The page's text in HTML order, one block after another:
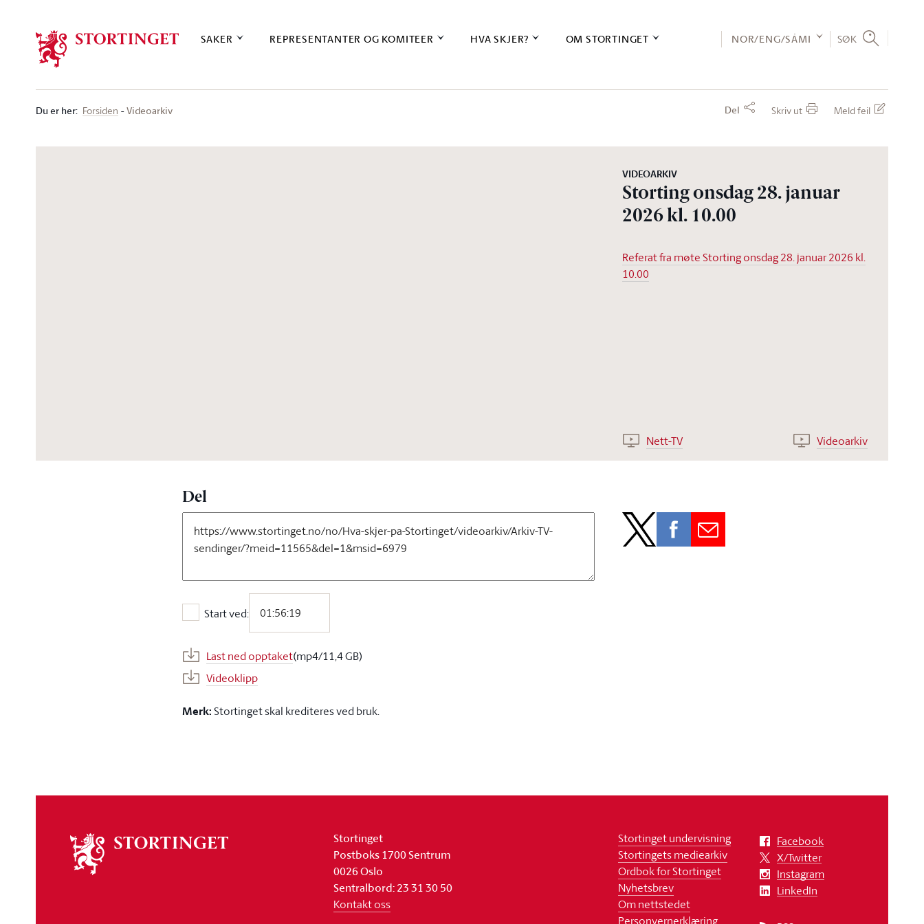
SAKER REPRESENTANTER OG KOMITEER HVA SKJER? OM STORTINGET NOR/ENG/SÁMI SØK
Du er her: Forsiden Videoarkiv Del Skriv ut Meld feil
VIDEOARKIV
Storting onsdag 28. januar
2026 kl. 10.00
Referat fra møte Storting onsdag 28. januar 2026 kl.
10.00
Nett-TV Videoarkiv
Del
Start ved:
Start ved:
Last ned opptaket(mp4/11,4 GB)
Videoklipp
Merk:Stortinget skal krediteres ved bruk.
stortinget
Stortinget
Postboks 1700 Sentrum
0026 Oslo
Sentralbord: 23 31 30 50
Kontakt oss
Stortinget undervisning
Stortingets mediearkiv
Ordbok for Stortinget
Nyhetsbrev
Om nettstedet
Personvernerklæring
Facebook
X/Twitter
Instagram
LinkedIn